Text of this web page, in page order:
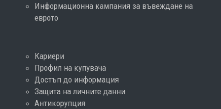
Информационна кампания за въвеждане на
еврото
Кариери
Профил на купувача
Достъп до информация
Защита на личните данни
Антикорупция